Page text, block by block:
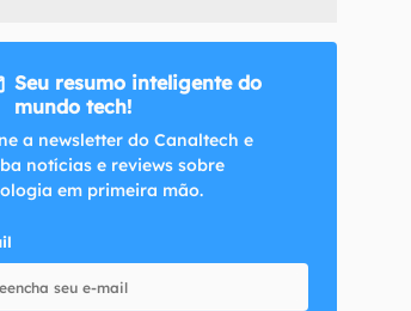
Seu resumo inteligente do
mundo tech!
a newsletter do Canaltech e
notícias e reviews sobre
em primeira mão.